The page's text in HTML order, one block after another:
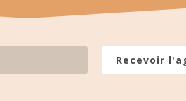
Recevoir